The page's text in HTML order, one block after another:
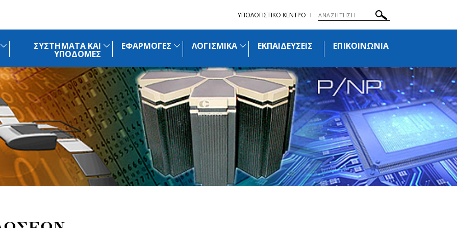
ΥΠΟΛΟΓΙΣΤΙΚΟ ΚΕΝΤΡΟ
ΣΥΣΤΗΜΑΤΑ ΚΑΙ
ΥΠΟΔΟΜΕΣ
ΕΦΑΡΜΟΓΕΣ ΛΟΓΙΣΜΙΚΑ ΕΚΠΑΙΔΕΥΣΕΙΣ ΕΠΙΚΟΙΝΩΝΙΑ